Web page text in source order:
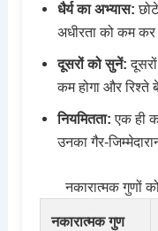
धैर्य का अभ्यास:
अधीरता को कम
दूसरों को सुनें:
कम होगा और रिश्ते
नियमितता: एक ही
उनका गैर-
नकारात्मक गुणों
नकारात्मक गुण